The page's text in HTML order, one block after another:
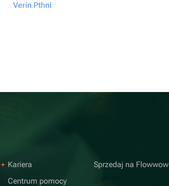
Verin Pthni
Kariera
Centrum pomocy
Sprzedaj na Flowwow